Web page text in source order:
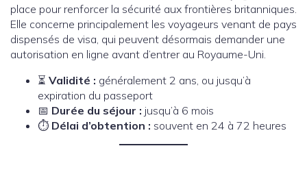
place pour renforcer la sécurité aux frontières britanniques.
Elle concerne principalement les voyageurs venant de pays
dispensés de visa, qui peuvent désormais demander une
autorisation en ligne avant d’entrer au Royaume-Uni.
⏳ Validité : généralement 2 ans, ou jusqu’à
expiration du passeport
📅 Durée du séjour : jusqu’à 6 mois
⏱️ Délai d’obtention : souvent en 24 à 72 heures